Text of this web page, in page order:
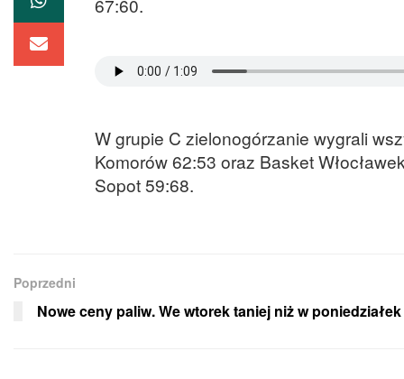
W grupie C zielonogórzanie wygrali
Komorów 62:53 oraz Basket
Sopot 59:68.
Poprzedni
Nowe ceny paliw. We wtorek taniej niż w poniedziałek